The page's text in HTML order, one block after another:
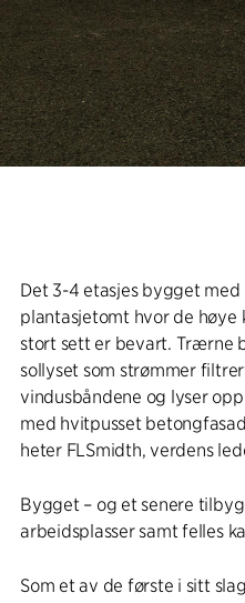
Det 3-4 etasjes bygget
plantasjetomt hvor de
stort sett er bevart. Trærne
sollyset som strømmer
vindusbåndene og lyser
med hvitpusset
heter FLSmidth, verdens
Bygget – og et senere
arbeidsplasser samt felles
Som et av de første i sitt